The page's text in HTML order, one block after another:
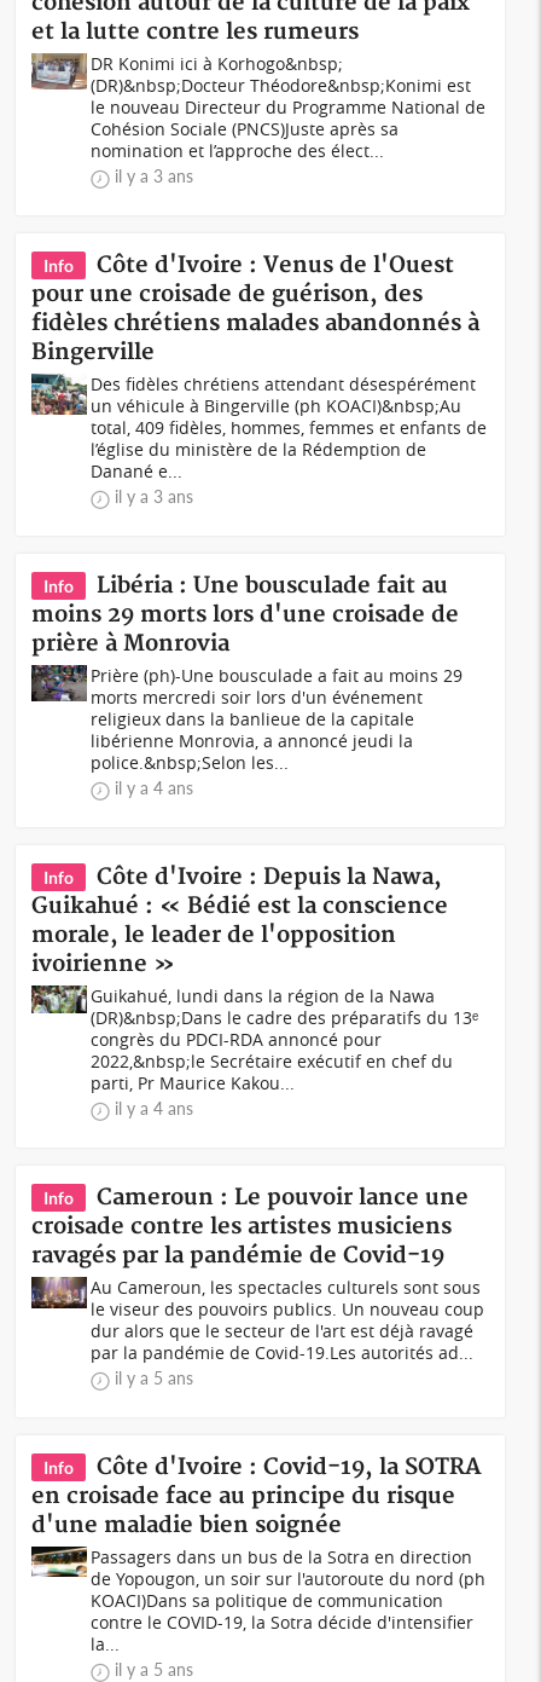
et la lutte contre les rumeurs
DR Konimi ici à Korhogo&nbsp;
(DR)&nbsp;Docteur Théodore&nbsp;Konimi est
le nouveau Directeur du Programme National de
Cohésion Sociale (PNCS)Juste après sa
nomination et l’approche des élect...
il y a 3 ans
Info
Côte d'Ivoire : Venus de l'Ouest
pour une croisade de guérison, des
fidèles chrétiens malades abandonnés à
Bingerville
Des fidèles chrétiens attendant désespérément
un véhicule à Bingerville (ph KOACI)&nbsp;Au
total, 409 fidèles, hommes, femmes et enfants de
l’église du ministère de la Rédemption de
Danané e...
il y a 3 ans
Info
Libéria : Une bousculade fait au
moins 29 morts lors d'une croisade de
prière à Monrovia
Prière (ph)-Une bousculade a fait au moins 29
morts mercredi soir lors d'un événement
religieux dans la banlieue de la capitale
libérienne Monrovia, a annoncé jeudi la
police.&nbsp;Selon les...
il y a 4 ans
Info
Côte d'Ivoire : Depuis la Nawa,
Guikahué : « Bédié est la conscience
morale, le leader de l'opposition
ivoirienne »
Guikahué, lundi dans la région de la Nawa
(DR)&nbsp;Dans le cadre des préparatifs du 13ᵉ
congrès du PDCI-RDA annoncé pour
2022,&nbsp;le Secrétaire exécutif en chef du
parti, Pr Maurice Kakou...
il y a 4 ans
Info
Cameroun : Le pouvoir lance une
croisade contre les artistes musiciens
ravagés par la pandémie de Covid-19
Au Cameroun, les spectacles culturels sont sous
le viseur des pouvoirs publics. Un nouveau coup
dur alors que le secteur de l'art est déjà ravagé
par la pandémie de Covid-19.Les autorités ad...
il y a 5 ans
Info
Côte d'Ivoire : Covid-19, la SOTRA
en croisade face au principe du risque
d'une maladie bien soignée
Passagers dans un bus de la Sotra en direction
de Yopougon, un soir sur l'autoroute du nord (ph
KOACI)Dans sa politique de communication
contre le COVID-19, la Sotra décide d'intensifier
la...
il y a 5 ans